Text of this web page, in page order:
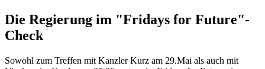
Die Regierung im "Fridays for Future"-
Check
Sowohl zum Treffen mit Kanzler Kurz am 29.Mai als auch mit